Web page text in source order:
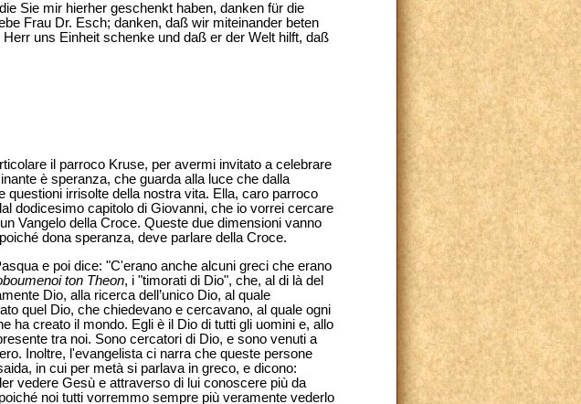
Sie mir hierher geschenkt haben, danken für die
Frau Dr. Esch; danken, daß wir miteinander beten
uns Einheit schenke und daß er der Welt hilft, daß
il parroco Kruse, per avermi invitato a celebrare
è speranza, che guarda alla luce che dalla
questioni irrisolte della nostra vita. Ella, caro parroco
dodicesimo capitolo di Giovanni, che io vorrei cercare
Vangelo della Croce. Queste due dimensioni vanno
dona speranza, deve parlare della Croce.
e poi dice: "C'erano anche alcuni greci che erano
ton Theon, i "timorati di Dio", che, al di là del
Dio, alla ricerca dell’unico Dio, al quale
quel Dio, che chiedevano e cercavano, al quale ogni
ha creato il mondo. Egli è il Dio di tutti gli uomini e, allo
tra noi. Sono cercatori di Dio, e sono venuti a
Inoltre, l'evangelista ci narra che queste persone
in cui per metà si parlava in greco, e dicono:
vedere Gesù e attraverso di lui conoscere più da
noi tutti vorremmo sempre più veramente vederlo